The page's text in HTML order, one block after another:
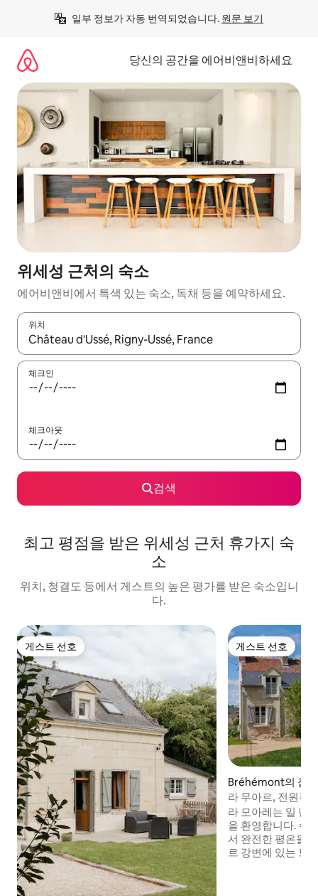
일부 정보가 자동 번역되었습니다. 원문 보기
당신의 공간을 에어비앤비하세요
위세성 근처의 숙소
에어비앤비에서 특색 있는 숙소, 독채 등을 예약하세요.
위치
결과가 나오면 위·아래 화살표 키를 사용하거나 터치 또는 스와이
체크인
체크아웃
검색
최고 평점을 받은 위세성 근처 휴가지 숙
소
위치, 청결도 등에서 게스트의 높은 평가를 받은 숙소입니
다.
게스트 선호
게스트 선호 게스트 선호
게스트 선호
Bréhémont의 집
라 무아르, 전원주
라 모아레는 일 년
을 환영합니다. 수
서 완전한 평온을 누
르 강변에 있는 브